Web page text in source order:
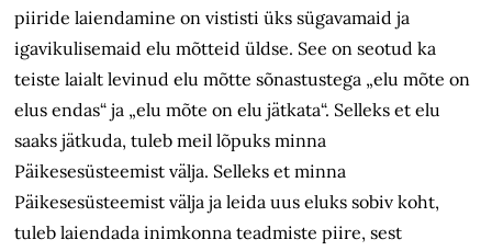
piiride laiendamine on vististi üks sügavamaid ja
igavikulisemaid elu mõtteid üldse. See on seotud ka
teiste laialt levinud elu mõtte sõnastustega „elu mõte on
elus endas“ ja „elu mõte on elu jätkata“. Selleks et elu
saaks jätkuda, tuleb meil lõpuks minna
Päikesesüsteemist välja. Selleks et minna
Päikesesüsteemist välja ja leida uus eluks sobiv koht,
tuleb laiendada inimkonna teadmiste piire, sest